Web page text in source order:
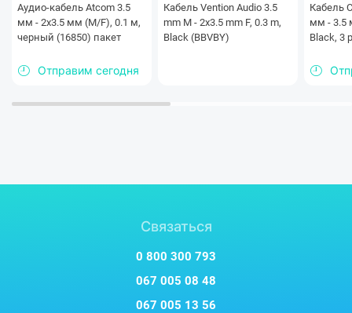
Аудио-кабель Atcom 3.5
мм - 2х3.5 мм (M/F), 0.1 м,
черный (16850) пакет
Отправим сегодня
Кабель Vention Audio 3.5
mm M - 2х3.5 mm F, 0.3 m,
Black (BBVBY)
Кабель
мм - 3.5
Black, 3
Связаться
0 800 300 793
067 005 08 48
067 005 13 56